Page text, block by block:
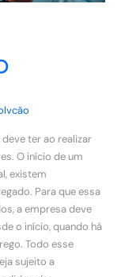
ter ao realizar
O início de um
existem
Para que essa
a empresa deve
o início, quando há
Todo esse
sujeito a